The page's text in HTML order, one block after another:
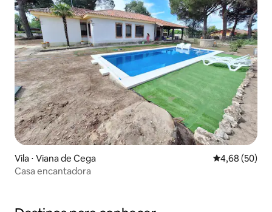
Vila ⋅ Viana de Cega 4,68 de uma
4,68 (50)
Casa encantadora